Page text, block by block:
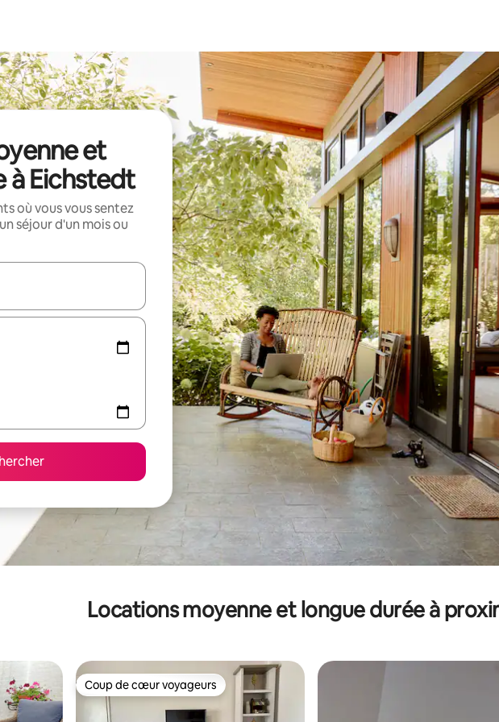
et
à Eichstedt
où vous vous sentez
séjour d'un mois ou
utilisez les flèches vers le haut et vers le bas pour les parcourir ou en appuyant et en
Locations moyenne et longue durée à
Coup de cœur voyageurs
Coup de cœur voyageurs